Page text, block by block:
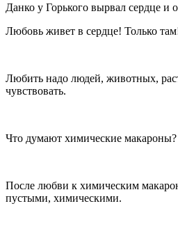
Данко у Горького вырвал сердце и
Любовь живет в сердце! Только
Любить надо людей, животных,
чувствовать.
Что думают химические макароны?
После любви к химическим
пустыми, химическими.